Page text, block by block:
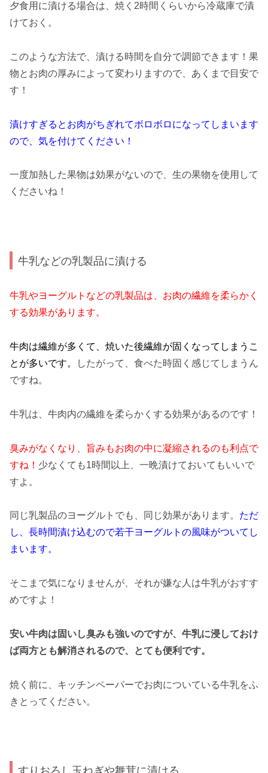
夕食用に漬ける場合は、焼く2時間くらいから冷蔵庫で漬
けておく。
このような方法で、漬ける時間を自分で調節できます！果
物とお肉の厚みによって変わりますので、あくまで目安で
す！
漬けすぎるとお肉がちぎれてボロボロになってしまいます
ので、気を付けてください！
一度加熱した果物は効果がないので、生の果物を使用して
くださいね！
牛乳などの乳製品に漬ける
牛乳やヨーグルトなどの乳製品は、お肉の繊維を柔らかく
する効果があります。
牛肉は繊維が多くて、焼いた後繊維が固くなってしまうこ
とが多いです。
したがって、食べた時固く感じてしまうん
ですね。
牛乳は、牛肉内の繊維を柔らかくする効果があるのです！
臭みがなくなり、旨みもお肉の中に凝縮されるのも利点で
すね！ 少なくても1時間以上、一晩漬けておいてもいいで
すよ。
同じ乳製品のヨーグルトでも、同じ効果があります。 ただ
し、長時間漬け込むので若干ヨーグルトの風味がついてし
まいます。
そこまで気になりませんが、それが嫌な人は牛乳がおすす
めですよ！
安い牛肉は固いし臭みも強いのですが、牛乳に浸しておけ
ば両方とも解消されるので、とても便利です。
焼く前に、キッチンペーパーでお肉についている牛乳をふ
きとってください。
すりおろし玉ねぎや舞茸に漬ける